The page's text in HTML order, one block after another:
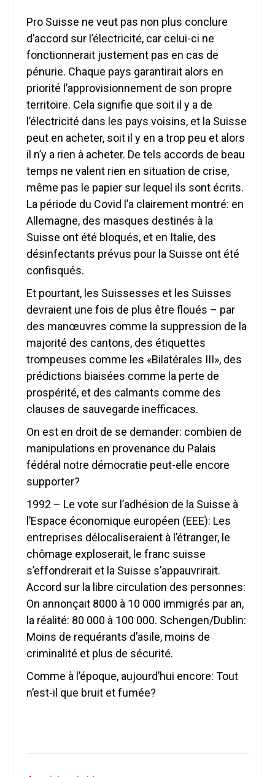
Pro Suisse ne veut pas non plus conclure
d’accord sur l’électricité, car celui-ci ne
fonctionnerait justement pas en cas de
pénurie. Chaque pays garantirait alors en
priorité l’approvisionnement de son propre
territoire. Cela signifie que soit il y a de
l’électricité dans les pays voisins, et la Suisse
peut en acheter, soit il y en a trop peu et alors
il n’y a rien à acheter. De tels accords de beau
temps ne valent rien en situation de crise,
même pas le papier sur lequel ils sont écrits.
La période du Covid l’a clairement montré: en
Allemagne, des masques destinés à la
Suisse ont été bloqués, et en Italie, des
désinfectants prévus pour la Suisse ont été
confisqués.
Et pourtant, les Suissesses et les Suisses
devraient une fois de plus être floués – par
des manœuvres comme la suppression de la
majorité des cantons, des étiquettes
trompeuses comme les «Bilatérales III», des
prédictions biaisées comme la perte de
prospérité, et des calmants comme des
clauses de sauvegarde inefficaces.
On est en droit de se demander: combien de
manipulations en provenance du Palais
fédéral notre démocratie peut-elle encore
supporter?
1992 – Le vote sur l’adhésion de la Suisse à
l’Espace économique européen (EEE): Les
entreprises délocaliseraient à l’étranger, le
chômage exploserait, le franc suisse
s’effondrerait et la Suisse s’appauvrirait.
Accord sur la libre circulation des personnes:
On annonçait 8000 à 10 000 immigrés par an,
la réalité: 80 000 à 100 000. Schengen/Dublin:
Moins de requérants d’asile, moins de
criminalité et plus de sécurité.
Comme à l’époque, aujourd’hui encore: Tout
n’est-il que bruit et fumée?